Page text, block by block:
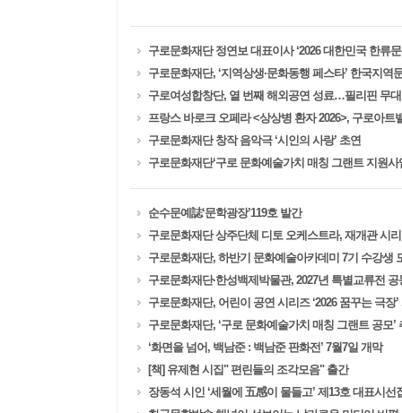
구로문화재단 정연보 대표이사 ‘2026 대한민국 한류
구로문화재단, ‘지역상생·문화동행 페스타’ 한국지역
구로여성합창단, 열 번째 해외공연 성료…필리핀 무
프랑스 바로크 오페라 <상상병 환자 2026>, 구로아트
구로문화재단 창작 음악극 ‘시인의 사랑’ 초연
구로문화재단‘구로 문화예술가치 매칭 그랜트 지원사
순수문예誌‘문학광장’119호 발간
구로문화재단 상주단체 디토 오케스트라, 재개관 시
구로문화재단, 하반기 문화예술아카데미 7기 수강생
구로문화재단·한성백제박물관, 2027년 특별교류전
구로문화재단, 어린이 공연 시리즈 ‘2026 꿈꾸는 극장’
구로문화재단, ‘구로 문화예술가치 매칭 그랜트 공모’
‘화면을 넘어, 백남준 : 백남준 판화전’ 7월7일 개막
[책] 유제현 시집" 편린들의 조각모음" 출간
장동석 시인 ‘세월에 五感이 물들고’ 제13호 대표시선